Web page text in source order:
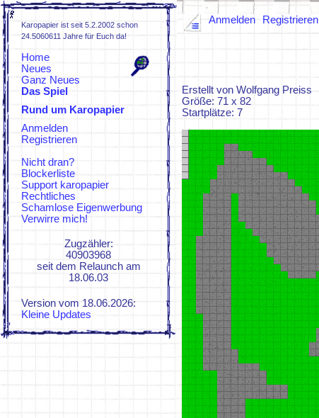
Karopapier ist seit 5.2.2002 schon
24.5060611 Jahre für Euch da!
Home
Neues
Ganz Neues
Das Spiel
Spielregeln
Rund um Karopapier
ZUFI
KaroWiki
Anmelden
Registrieren
Nicht dran?
Blockerliste
Support karopapier
Rechtliches
Schamlose Eigenwerbung
Verwirre mich!
Zugzähler:
40903968
seit dem Relaunch am
18.06.03
Version vom 18.06.2026:
Kleine Updates
Anmelden Registrieren
Erstellt von Wolfgang Preiss
Größe: 71 x 82
Startplätze: 7